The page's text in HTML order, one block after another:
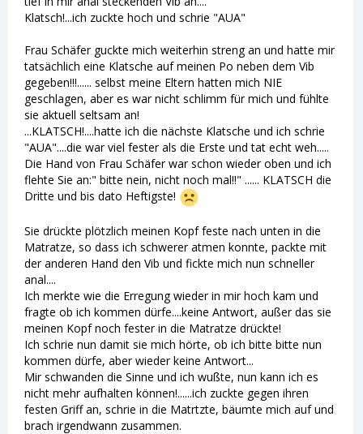
Klatsch!...ich zuckte hoch und schrie "AUA"
Frau Schäfer guckte mich weiterhin streng an und hatte mir
tatsächlich eine Klatsche auf meinen Po neben dem Vib
gegeben!!!...... selbst meine Eltern hatten mich NIE
geschlagen, aber es war nicht schlimm für mich und fühlte
sie aktuell seltsam an!
...KLATSCH!....hatte ich die nächste Klatsche und ich schrie
"AUA"....die war viel fester als die Erste und tat echt weh.....
Die Hand von Frau Schäfer war schon wieder oben und ich
flehte Sie an:" bitte nein, nicht noch mal!!" ...... KLATSCH die
Dritte und bis dato Heftigste!
Sie drückte plötzlich meinen Kopf feste nach unten in die
Matratze, so dass ich schwerer atmen konnte, packte mit
der anderen Hand den Vib und fickte mich nun schneller
anal....
Ich merkte wie die Erregung wieder in mir hoch kam und
fragte ob ich kommen dürfe....keine Antwort, außer das sie
meinen Kopf noch fester in die Matratze drückte!
Ich schrie nun damit sie mich hörte, ob ich bitte bitte nun
kommen dürfe, aber wieder keine Antwort...
Mir schwanden die Sinne und ich wußte, nun kann ich es
nicht mehr aufhalten können!......ich zuckte gegen ihren
festen Griff an, schrie in die Matrtzte, bäumte mich auf und
brach irgendwann zusammen.